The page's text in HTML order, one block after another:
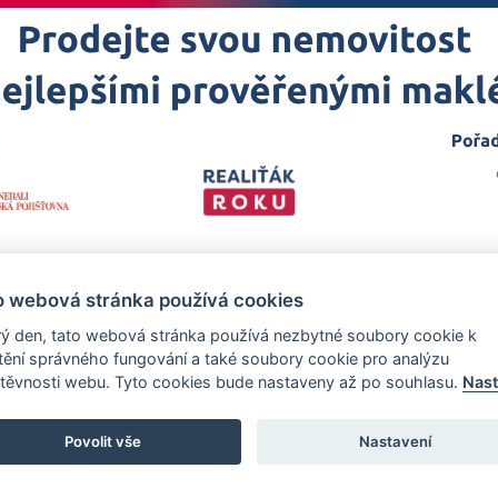
Stránky vytvořeny v iD-SIGN
Promotion, s.r.o., se sídlem Na Folimance 2155/15, 120 00, Praha 2 –
vedeném Městským soudem v Praze, oddíl C, vložka 314803.
webová stránka používá cookies
den, tato webová stránka používá nezbytné soubory cookie k
správného fungování a také soubory cookie pro analýzu
webu. Tyto cookies bude nastaveny až po souhlasu.
Povolit vše Nastavení